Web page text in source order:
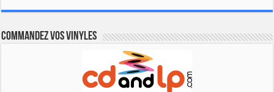
Commandez vos vinyles